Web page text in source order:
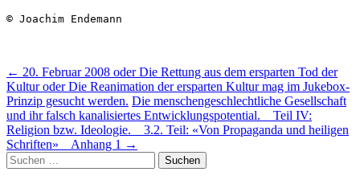
© Joachim Endemann
Beitragsnavigation
← 20. Februar 2008 oder Die Rettung aus dem ersparten Tod der
Kultur oder Die Reanimation der ersparten Kultur mag im Jukebox-
Prinzip gesucht werden. Die menschengeschlechtliche Gesellschaft
und ihr falsch kanalisiertes Entwicklungspotential. _ Teil IV:
Religion bzw. Ideologie. _ 3.2. Teil: «Von Propaganda und heiligen
Schriften» _ Anhang 1 →
Suchen
nach: